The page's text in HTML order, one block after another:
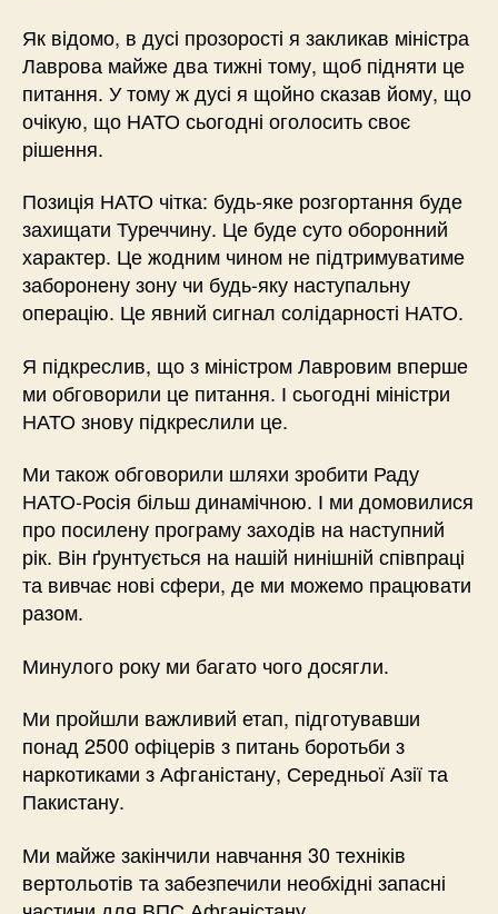
Як відомо, в дусі прозорості я закликав міністра
Лаврова майже два тижні тому, щоб підняти це
питання. У тому ж дусі я щойно сказав йому, що
очікую, що НАТО сьогодні оголосить своє
рішення.
Позиція НАТО чітка: будь-яке розгортання буде
захищати Туреччину. Це буде суто оборонний
характер. Це жодним чином не підтримуватиме
заборонену зону чи будь-яку наступальну
операцію. Це явний сигнал солідарності НАТО.
Я підкреслив, що з міністром Лавровим вперше
ми обговорили це питання. І сьогодні міністри
НАТО знову підкреслили це.
Ми також обговорили шляхи зробити Раду
НАТО-Росія більш динамічною. І ми домовилися
про посилену програму заходів на наступний
рік. Він ґрунтується на нашій нинішній співпраці
та вивчає нові сфери, де ми можемо працювати
разом.
Минулого року ми багато чого досягли.
Ми пройшли важливий етап, підготувавши
понад 2500 офіцерів з питань боротьби з
наркотиками з Афганістану, Середньої Азії та
Пакистану.
Ми майже закінчили навчання 30 техніків
вертольотів та забезпечили необхідні запасні